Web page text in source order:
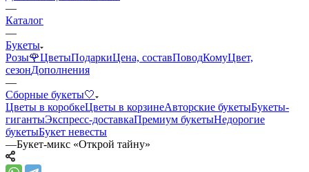
—
Каталог
—
Букеты
Розы🌹ЦветыПодаркиЦена, составПоводКомуЦвет,
сезонДополнения
—
Сборные букеты🤍
Цветы в коробкеЦветы в корзинеАвторские букетыБукеты-
гигантыЭкспресс-доставкаПремиум букетыНедорогие
букетыБукет невесты
—Букет-микс «Открой тайну»